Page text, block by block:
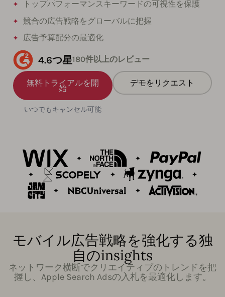
トップパフォーマンスキーワードの可視性を保護
競合の広告戦略をグローバルに把握
広告予算配分の最適化
4.6つ星180件以上のレビュー
無料トライアルを開
始
いつでもキャンセル可能
デモをリクエスト
モバイル広告戦略を強化する独
自のinsights
ネットワーク横断でクリエイティブのトレンドを把
握し、Apple Search Adsの入札を最適化します。